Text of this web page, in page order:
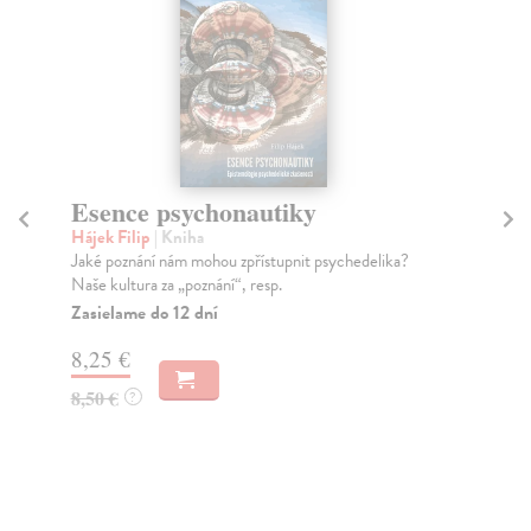
Pivovar v Olešnici
Vrána Filip| Kniha
Publikace Pivovar v Olešnici na 32 stranách popisuje
historický vývoj měšťanského pivovarnictví v Ol...
Zasielame do 12 dní
6,11 €
6,30 € ?